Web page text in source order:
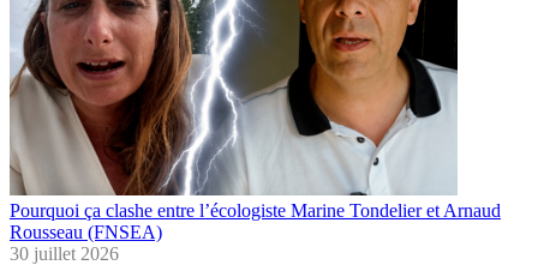
Pourquoi ça clashe entre l’écologiste Marine Tondelier et Arnaud
Rousseau (FNSEA)
30 juillet 2026